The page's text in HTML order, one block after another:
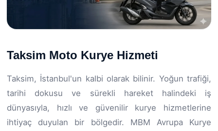
Taksim Moto Kurye Hizmeti
Taksim, İstanbul'un kalbi olarak bilinir. Yoğun trafiği,
tarihi dokusu ve sürekli hareket halindeki iş
dünyasıyla, hızlı ve güvenilir kurye hizmetlerine
ihtiyaç duyulan bir bölgedir. MBM Avrupa Kurye